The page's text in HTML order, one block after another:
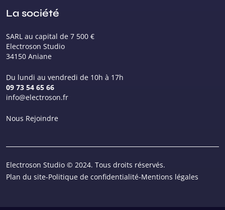
La société
SARL au capital de 7 500 €
Electroson Studio
34150 Aniane
Du lundi au vendredi de 10h à 17h
09 73 54 65 66
info@electroson.fr
Nous Rejoindre
Electroson Studio © 2024. Tous droits réservés.
Plan du site-Politique de confidentialité-Mentions légales